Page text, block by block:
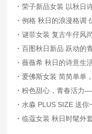
· 荣子新品女装 以秋日
· 例格 秋日的浪漫格调
· 谜菲女装 复古牛仔风
· 百图秋日新品 跃动的
· 薇薇希 秋日的诗意生
· 爱佛斯女装 简简单单
· 粉色甜心，青春活力
· 水淼 PLUS SIZE 送你
· 临蔻女装 秋日时髦外